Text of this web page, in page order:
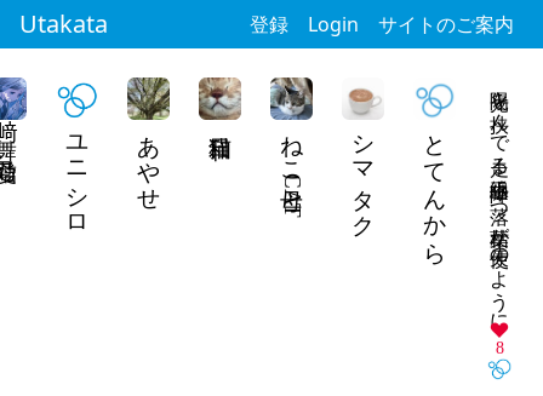
Utakata 登録 Login サイトのご案内
陽光を挟んで走る山手線 降り落つ枯葉が天使のように
8
とてんから
シマタク
ねこ母CAT
あやせ
ユニシロ
結乃